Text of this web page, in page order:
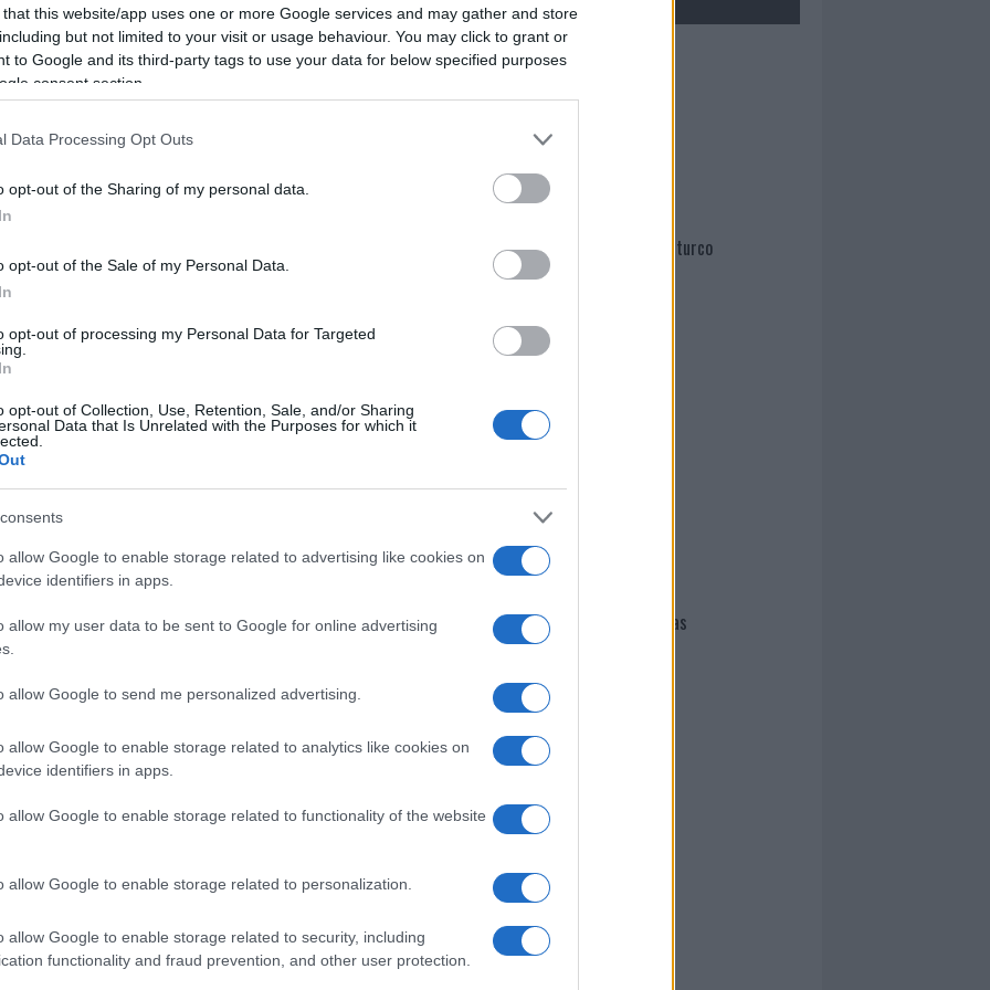
that this website/app uses one or more Google services and may gather and store
but not limited to your visit or usage behaviour. You may click to grant or
to Google and its third-party tags to use your data for below specified purposes
consent section.
Data Processing Opt Outs
opt-out of the Sharing of my personal data.
opt-out of the Sale of my Personal Data.
opt-out of processing my Personal Data for Targeted
opt-out of Collection, Use, Retention, Sale, and/or Sharing
Data that Is Unrelated with the Purposes for which it
allow Google to enable storage related to advertising like cookies on
identifiers in apps.
allow my user data to be sent to Google for online advertising
allow Google to send me personalized advertising.
allow Google to enable storage related to analytics like cookies on
identifiers in apps.
allow Google to enable storage related to functionality of the website
allow Google to enable storage related to personalization.
allow Google to enable storage related to security, including
functionality and fraud prevention, and other user protection.
nella sezione
In Gallura
Autocertificazione Spostamenti Olbia
i tuoi video e le tue foto
+39 345 356 7512
di GalluraOggi.it
news daGoogle News
Mario Malu
Paolo Pinna
Martina Agostina Diturco
I nostri cari
I nostri cari
I nostri cari
Giovannimaria Cabras